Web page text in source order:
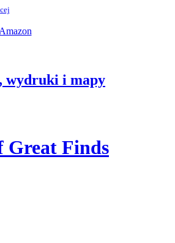
Amazon
wydruki i mapy
Great Finds